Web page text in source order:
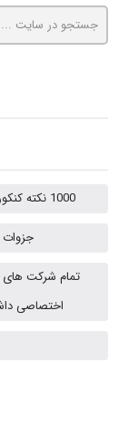
1000 نکته کنکوری + خلاصه جزوات ارشد بهداشت حرفه ای
تمام شرکت
اختصاصی